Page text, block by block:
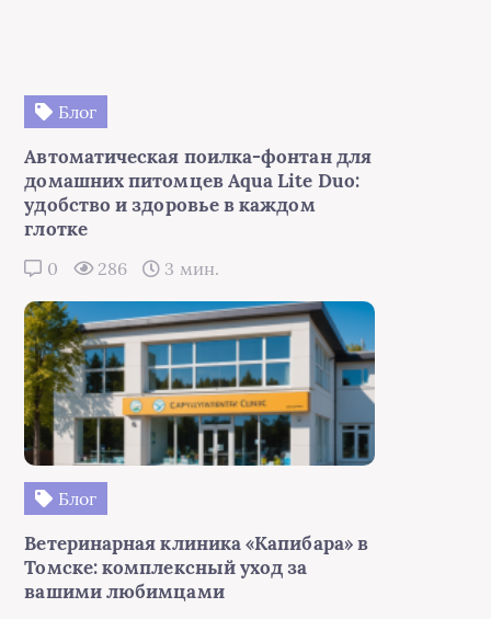
Блог
Автоматическая поилка-фонтан для
домашних питомцев Aqua Lite Duo:
удобство и здоровье в каждом
глотке
0 286 3 мин.
Блог
Ветеринарная клиника «Капибара» в
Томске: комплексный уход за
вашими любимцами